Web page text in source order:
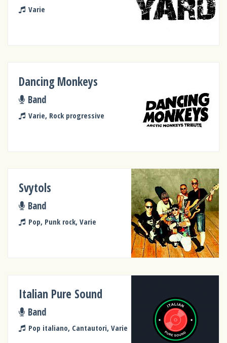
Varie
Dancing Monkeys
Band
Varie, Rock progressive
Svytols
Band
Pop, Punk rock, Varie
Italian Pure Sound
Band
Pop italiano, Cantautori, Varie